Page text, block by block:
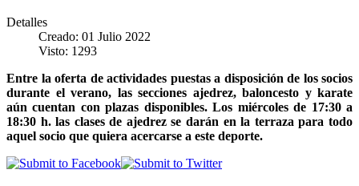
Detalles
Creado: 01 Julio 2022
Visto: 1293
Entre la oferta de actividades puestas a disposición de los socios
durante el verano, las secciones ajedrez, baloncesto y karate
aún cuentan con plazas disponibles. Los miércoles de 17:30 a
18:30 h. las clases de ajedrez se darán en la terraza para todo
aquel socio que quiera acercarse a este deporte.